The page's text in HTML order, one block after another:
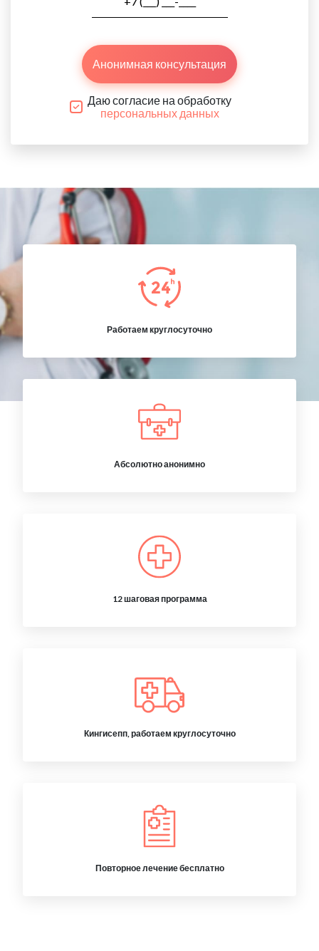
Анонимная консультация
Даю согласие на обработку
персональных данных
Работаем круглосуточно
Абсолютно анонимно
12 шаговая программа
Кингисепп, работаем круглосуточно
Повторное лечение бесплатно